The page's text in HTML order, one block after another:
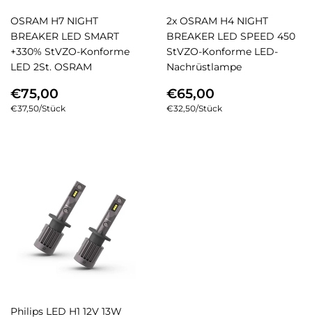
OSRAM H7 NIGHT
BREAKER LED SMART
+330% StVZO-Konforme
LED 2St. OSRAM
NORMALER
PREIS
€75,00
Einzelpreis
€37,50/pro
Stück
2x OSRAM H4 NIGHT
BREAKER LED SPEED 450
StVZO-Konforme LED-
Nachrüstlampe
NORMALER
PREIS
€65,00
Einzelpreis
€32,50/pro
Stück
Philips LED H1 12V 13W